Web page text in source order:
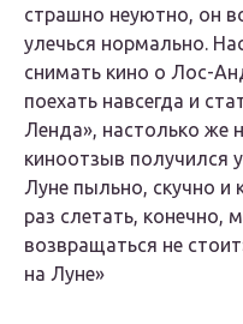
страшно неуютно, он
улечься нормально.
снимать кино о Лос-
поехать навсегда и
Ленда», настолько же
киноотзыв получился
Луне пыльно, скучно и
раз слетать, конечно,
возвращаться не
на Луне»